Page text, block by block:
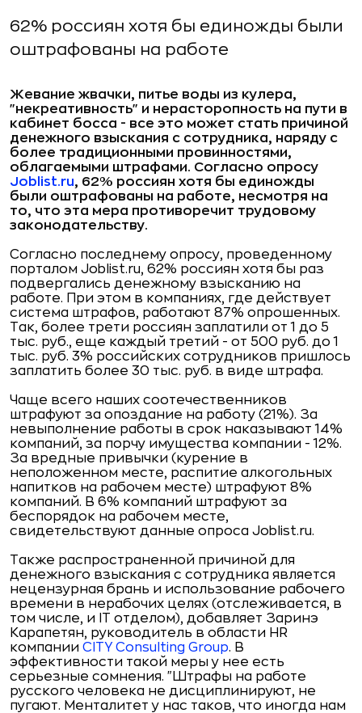
62% россиян хотя бы единожды были
оштрафованы на работе
Жевание жвачки, питье воды из кулера,
"некреативность" и нерасторопность на пути в
кабинет босса - все это может стать причиной
денежного взыскания с сотрудника, наряду с
более традиционными провинностями,
облагаемыми штрафами. Согласно опросу
Joblist.ru, 62% россиян хотя бы единожды
были оштрафованы на работе, несмотря на
то, что эта мера противоречит трудовому
законодательству.
Согласно последнему опросу, проведенному
порталом Joblist.ru, 62% россиян хотя бы раз
подвергались денежному взысканию на
работе. При этом в компаниях, где действует
система штрафов, работают 87% опрошенных.
Так, более трети россиян заплатили от 1 до 5
тыс. руб., еще каждый третий - от 500 руб. до 1
тыс. руб. 3% российских сотрудников пришлось
заплатить более 30 тыс. руб. в виде штрафа.
Чаще всего наших соотечественников
штрафуют за опоздание на работу (21%). За
невыполнение работы в срок наказывают 14%
компаний, за порчу имущества компании - 12%.
За вредные привычки (курение в
неположенном месте, распитие алкогольных
напитков на рабочем месте) штрафуют 8%
компаний. В 6% компаний штрафуют за
беспорядок на рабочем месте,
свидетельствуют данные опроса Joblist.ru.
Также распространенной причиной для
денежного взыскания с сотрудника является
нецензурная брань и использование рабочего
времени в нерабочих целях (отслеживается, в
том числе, и IT отделом), добавляет Заринэ
Карапетян, руководитель в области HR
компании CITY Consulting Group. В
эффективности такой меры у нее есть
серьезные сомнения. "Штрафы на работе
русского человека не дисциплинируют, не
пугают. Менталитет у нас таков, что иногда нам